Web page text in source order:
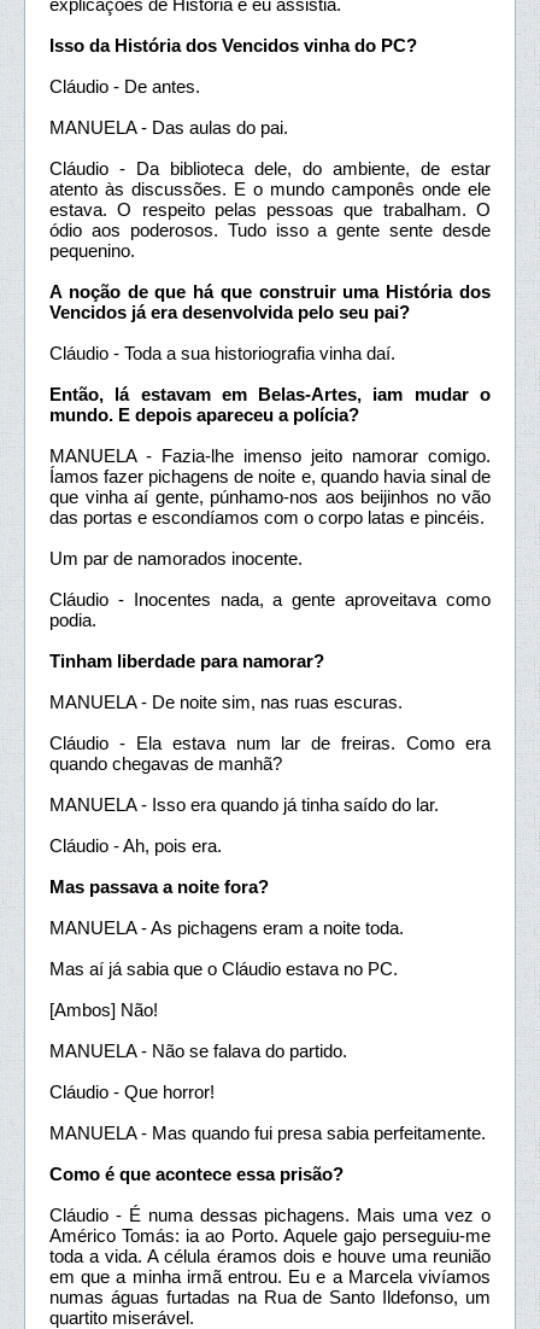
Isso da História dos Vencidos vinha do PC?
Cláudio - De antes.
MANUELA - Das aulas do pai.
Cláudio - Da biblioteca dele, do ambiente, de estar
atento às discussões. E o mundo camponês onde ele
estava. O respeito pelas pessoas que trabalham. O
ódio aos poderosos. Tudo isso a gente sente desde
pequenino.
A noção de que há que construir uma História dos
Vencidos já era desenvolvida pelo seu pai?
Cláudio - Toda a sua historiografia vinha daí.
Então, lá estavam em Belas-Artes, iam mudar o
mundo. E depois apareceu a polícia?
MANUELA - Fazia-lhe imenso jeito namorar comigo.
Íamos fazer pichagens de noite e, quando havia sinal de
que vinha aí gente, púnhamo-nos aos beijinhos no vão
das portas e escondíamos com o corpo latas e pincéis.
Um par de namorados inocente.
Cláudio - Inocentes nada, a gente aproveitava como
podia.
Tinham liberdade para namorar?
MANUELA - De noite sim, nas ruas escuras.
Cláudio - Ela estava num lar de freiras. Como era
quando chegavas de manhã?
MANUELA - Isso era quando já tinha saído do lar.
Cláudio - Ah, pois era.
Mas passava a noite fora?
MANUELA - As pichagens eram a noite toda.
Mas aí já sabia que o Cláudio estava no PC.
[Ambos] Não!
MANUELA - Não se falava do partido.
Cláudio - Que horror!
MANUELA - Mas quando fui presa sabia perfeitamente.
Como é que acontece essa prisão?
Cláudio - É numa dessas pichagens. Mais uma vez o
Américo Tomás: ia ao Porto. Aquele gajo perseguiu-me
toda a vida. A célula éramos dois e houve uma reunião
em que a minha irmã entrou. Eu e a Marcela vivíamos
numas águas furtadas na Rua de Santo Ildefonso, um
quartito miserável.